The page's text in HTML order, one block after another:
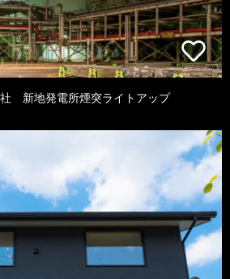
新地発電所煙突ライトアップ